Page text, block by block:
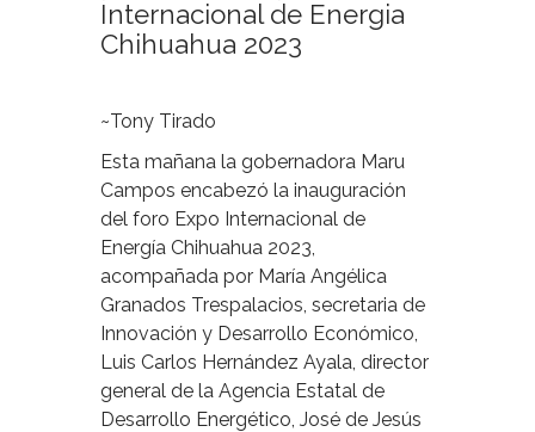
Internacional de Energia
Chihuahua 2023
~Tony Tirado
Esta mañana la gobernadora Maru
Campos encabezó la inauguración
del foro Expo Internacional de
Energía Chihuahua 2023,
acompañada por María Angélica
Granados Trespalacios, secretaria de
Innovación y Desarrollo Económico,
Luis Carlos Hernández Ayala, director
general de la Agencia Estatal de
Desarrollo Energético, José de Jesús